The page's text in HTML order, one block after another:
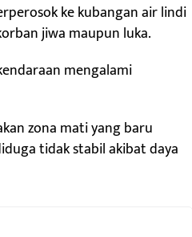
ke kubangan air lindi
jiwa maupun luka.
mengalami
zona mati yang baru
tidak stabil akibat daya